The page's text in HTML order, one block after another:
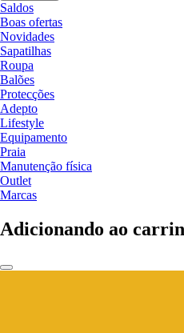
Saldos
Boas ofertas
Novidades
Sapatilhas
Roupa
Balões
Protecções
Adepto
Lifestyle
Equipamento
Praia
Manutenção física
Outlet
Marcas
Adicionando ao